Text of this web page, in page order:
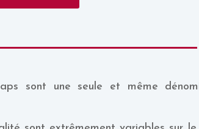
sont une seule et même